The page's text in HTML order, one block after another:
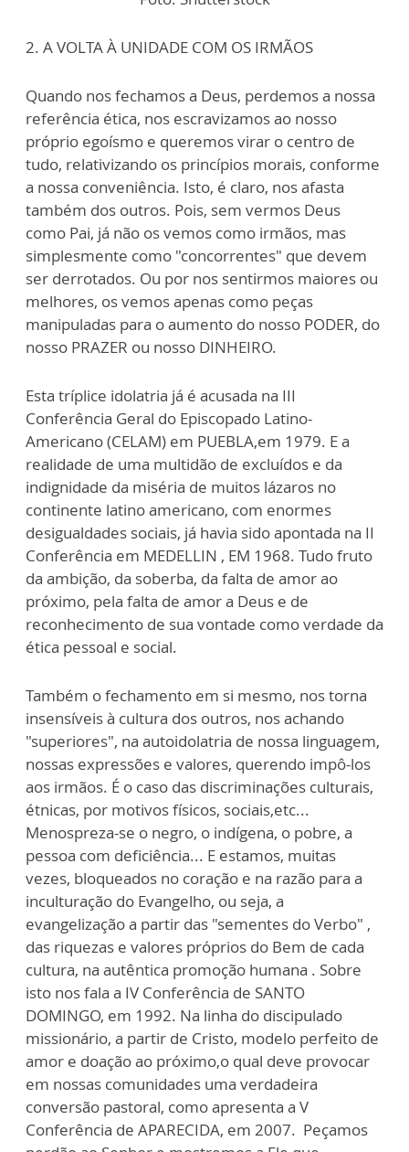
2. A VOLTA À UNIDADE COM OS IRMÃOS
Quando nos fechamos a Deus, perdemos a nossa
referência ética, nos escravizamos ao nosso
próprio egoísmo e queremos virar o centro de
tudo, relativizando os princípios morais, conforme
a nossa conveniência. Isto, é claro, nos afasta
também dos outros. Pois, sem vermos Deus
como Pai, já não os vemos como irmãos, mas
simplesmente como "concorrentes" que devem
ser derrotados. Ou por nos sentirmos maiores ou
melhores, os vemos apenas como peças
manipuladas para o aumento do nosso PODER, do
nosso PRAZER ou nosso DINHEIRO.
Esta tríplice idolatria já é acusada na III
Conferência Geral do Episcopado Latino-
Americano (CELAM) em PUEBLA,em 1979. E a
realidade de uma multidão de excluídos e da
indignidade da miséria de muitos lázaros no
continente latino americano, com enormes
desigualdades sociais, já havia sido apontada na II
Conferência em MEDELLIN , EM 1968. Tudo fruto
da ambição, da soberba, da falta de amor ao
próximo, pela falta de amor a Deus e de
reconhecimento de sua vontade como verdade da
ética pessoal e social.
Também o fechamento em si mesmo, nos torna
insensíveis à cultura dos outros, nos achando
"superiores", na autoidolatria de nossa linguagem,
nossas expressões e valores, querendo impô-los
aos irmãos. É o caso das discriminações culturais,
étnicas, por motivos físicos, sociais,etc...
Menospreza-se o negro, o indígena, o pobre, a
pessoa com deficiência... E estamos, muitas
vezes, bloqueados no coração e na razão para a
inculturação do Evangelho, ou seja, a
evangelização a partir das "sementes do Verbo" ,
das riquezas e valores próprios do Bem de cada
cultura, na autêntica promoção humana . Sobre
isto nos fala a IV Conferência de SANTO
DOMINGO, em 1992. Na linha do discipulado
missionário, a partir de Cristo, modelo perfeito de
amor e doação ao próximo,o qual deve provocar
em nossas comunidades uma verdadeira
conversão pastoral, como apresenta a V
Conferência de APARECIDA, em 2007. Peçamos